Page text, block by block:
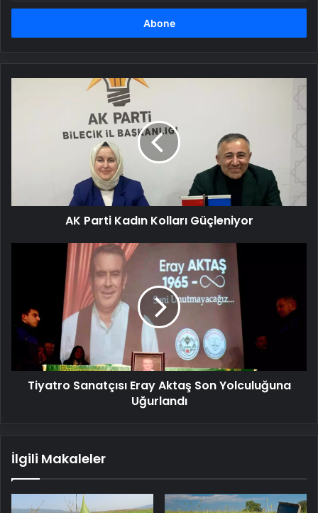
adresinizi
AK Parti Kadın Kolları Güçleniyor
Son
Yolculuğuna
Uğurlandı
Tiyatro Sanatçısı Eray Aktaş Son Yolculuğuna
Uğurlandı
İlgili Makaleler